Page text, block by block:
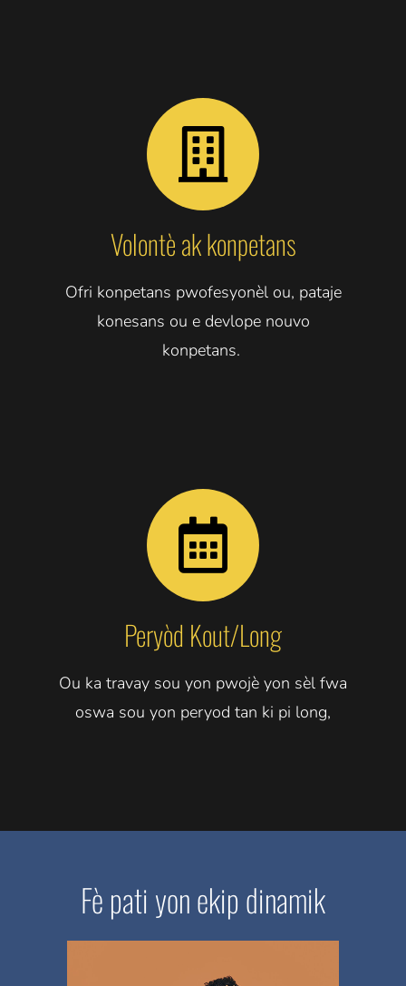
Volontè ak konpetans
Ofri konpetans pwofesyonèl ou, pataje
konesans ou e devlope nouvo
konpetans.
Peryòd Kout/Long
Ou ka travay sou yon pwojè yon sèl fwa
oswa sou yon peryod tan ki pi long,
Fè pati yon ekip dinamik